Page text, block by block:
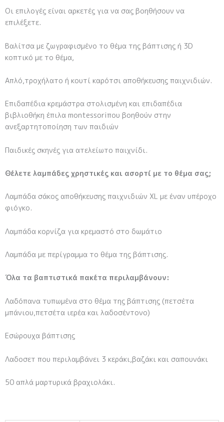
Οι επιλογές είναι αρκετές για να σας βοηθήσουν να
επιλέξετε.
Βαλίτσα με ζωγραφισμένο το θέμα της βάπτισης ή 3D
κοπτικό με το θέμα,
Απλό,τροχήλατο ή κουτί καρότσι αποθήκευσης παιχνιδιών.
Επιδαπέδια κρεμάστρα στολισμένη και επιδαπέδια
βιβλιοθήκη έπιλα montessoriπου βοηθούν στην
ανεξαρτητοποίηση των παιδιών
Παιδικές σκηνές για ατελείωτο παιχνίδι.
Θέλετε λαμπάδες χρηστικές και ασορτί με το θέμα σας;
Λαμπάδα σάκος αποθήκευσης παιχνιδιών XL με έναν υπέροχο
φιόγκο.
Λαμπάδα κορνίζα για κρεμαστό στο δωμάτιο
Λαμπάδα με περίγραμμα το θέμα της βάπτισης.
Όλα τα βαπτιστικά πακέτα περιλαμβάνουν:
Λαδόπανα τυπωμένα στο θέμα της βάπτισης (πετσέτα
μπάνιου,πετσέτα ιερέα και λαδοσέντονο)
Εσώρουχα βάπτισης
Λαδοσετ που περιλαμβάνει 3 κεράκι,βαζάκι και σαπουνάκι
50 απλά μαρτυρικά βραχιολάκι.